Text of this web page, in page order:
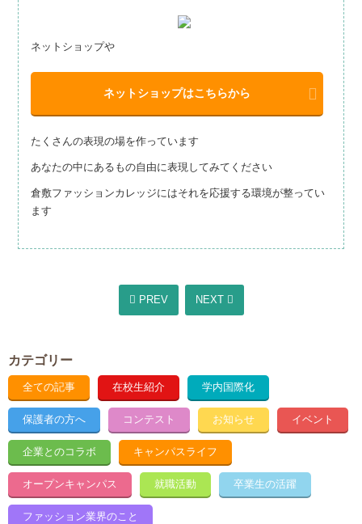
ネットショップや
ネットショップはこちらから
たくさんの表現の場を作っています
あなたの中にあるもの自由に表現してみてください
倉敷ファッションカレッジにはそれを応援する環境が整ってい
ます
PREV NEXT
カテゴリー
全ての記事 在校生紹介 学内国際化
保護者の方へ コンテスト お知らせ イベント
企業とのコラボ キャンパスライフ
オープンキャンパス 就職活動 卒業生の活躍
ファッション業界のこと